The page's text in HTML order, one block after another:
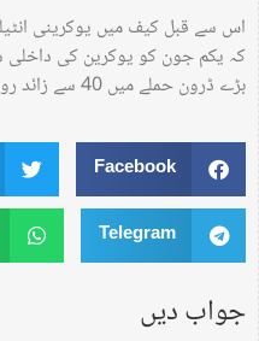
اس سے قبل کیف میں یوکرینی
کہ یکم جون کو یوکرین کی
بڑے ڈرون حملے میں 40 سے زائد روسی لڑاکا طیاروں کو نشانہ بنایا۔
Facebook
Telegram
جواب دیں